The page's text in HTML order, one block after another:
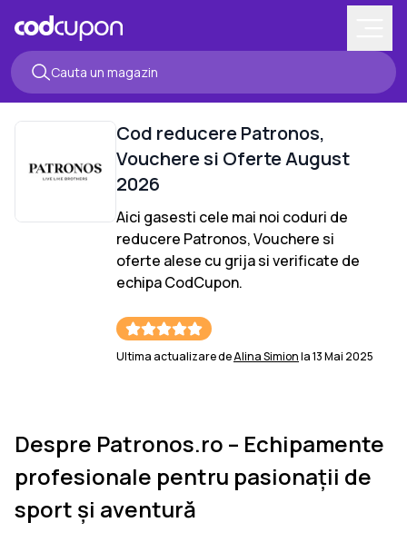
Cod reducerePatronos,
Vouchere si OferteAugust
2026
Aici gasesti cele mai noi coduri de
reducere Patronos, Vouchere si
oferte alese cu grija si verificate de
echipa CodCupon.
Ultima actualizare deAlina Simionla13 Mai 2025
Despre Patronos.ro – Echipamente
profesionale pentru pasionații de
sport și aventură